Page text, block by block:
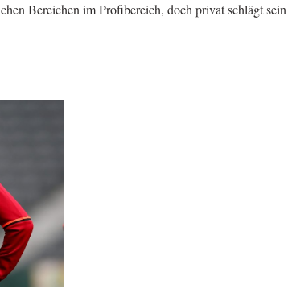
Bereichen im Profibereich, doch privat schlägt